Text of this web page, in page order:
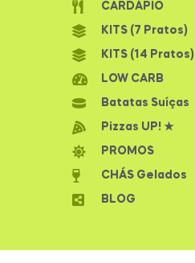
CARDÁPIO
KITS (7 Pratos)
KITS (14 Pratos)
LOW CARB
Batatas Suíças
Pizzas UP! ★
PROMOS
CHÁS Gelados
BLOG